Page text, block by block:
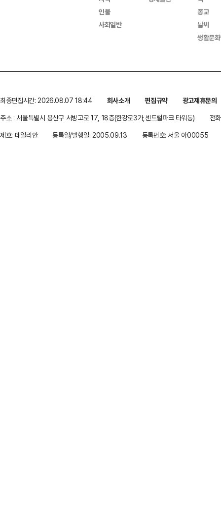
인물
사회일반
종교
날씨
생활문
최종편집시간: 2026.08.07 18:44 회사소개 편집규약
광고제휴문의
주소 : 서울특별시 용산구 서빙고로 17, 18층(한강로3가,센트럴파크 타워동)
전
제호: 데일리안
등록일/발행일: 2005.09.13 등록번호: 서울 아00055